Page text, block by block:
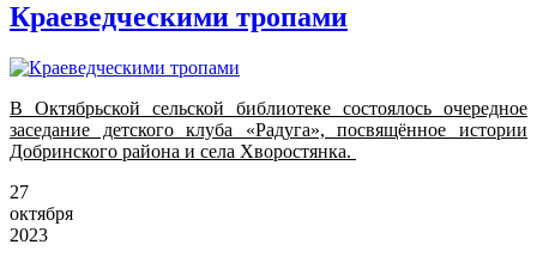
Краеведческими тропами
В Октябрьской сельской библиотеке состоялось очередное
заседание детского клуба «Радуга», посвящённое истории
Добринского района и села Хворостянка.
27
октября
2023